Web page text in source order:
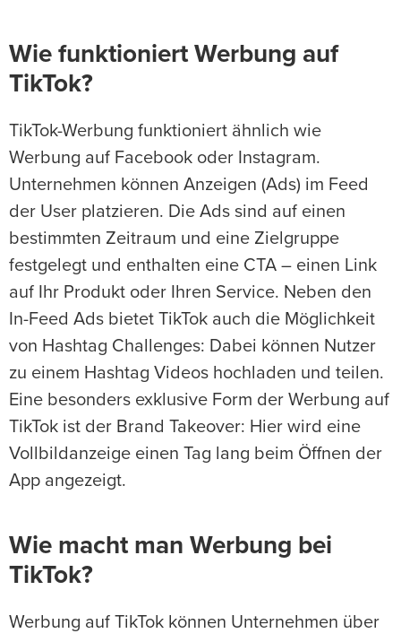
Wie funktioniert Werbung auf
TikTok?
TikTok-Werbung funktioniert ähnlich wie
Werbung auf Facebook oder Instagram.
Unternehmen können Anzeigen (Ads) im Feed
der User platzieren. Die Ads sind auf einen
bestimmten Zeitraum und eine Zielgruppe
festgelegt und enthalten eine CTA – einen Link
auf Ihr Produkt oder Ihren Service. Neben den
In-Feed Ads bietet TikTok auch die Möglichkeit
von Hashtag Challenges: Dabei können Nutzer
zu einem Hashtag Videos hochladen und teilen.
Eine besonders exklusive Form der Werbung auf
TikTok ist der Brand Takeover: Hier wird eine
Vollbildanzeige einen Tag lang beim Öffnen der
App angezeigt.
Wie macht man Werbung bei
TikTok?
Werbung auf TikTok können Unternehmen über